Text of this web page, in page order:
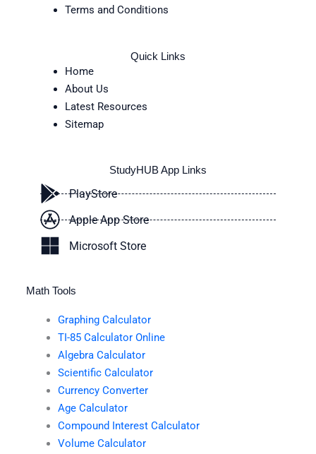
Terms and Conditions
Quick Links
Home
About Us
Latest Resources
Sitemap
StudyHUB App Links
PlayStore
Apple App Store
Microsoft Store
Math Tools
Graphing Calculator
TI-85 Calculator Online
Algebra Calculator
Scientific Calculator
Currency Converter
Age Calculator
Compound Interest Calculator
Volume Calculator